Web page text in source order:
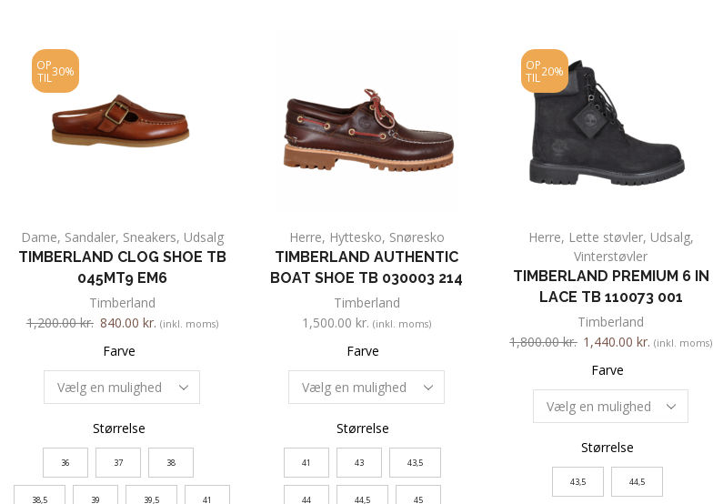
OP
TIL 30%
Dame, Sandaler, Sneakers, Udsalg
TIMBERLAND CLOG SHOE TB
045MT9 EM6
Timberland
1,200.00kr. 840.00 kr. (inkl. moms)
Farve
Størrelse
36 37 38
38,5 39 39,5 41
Herre, Hyttesko, Snøresko
TIMBERLAND AUTHENTIC
BOAT SHOE TB 030003 214
Timberland
1,500.00 kr. (inkl. moms)
Farve
Størrelse
41 43 43,5
44 44,5 45
OP
TIL 20%
Herre, Lette støvler, Udsalg,
Vinterstøvler
TIMBERLAND PREMIUM 6 IN
LACE TB 110073 001
Timberland
1,800.00kr. 1,440.00kr. (inkl. moms)
Farve
Størrelse
43,5 44,5